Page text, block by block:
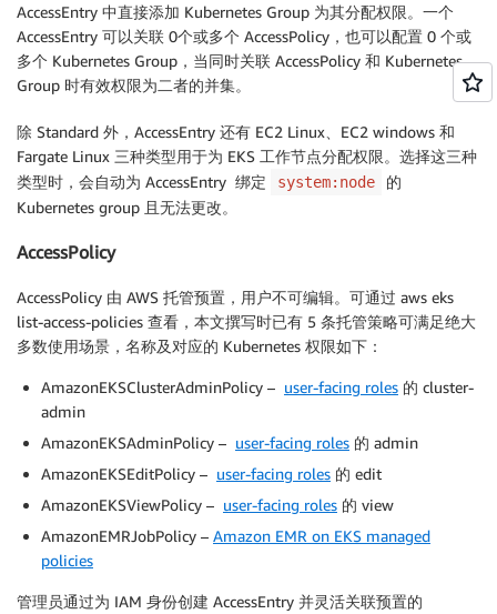
AccessEntry 中直接添加 Kubernetes Group 为其分配权限。一个
AccessEntry 可以关联 0个或多个 AccessPolicy，也可以配置 0 个或
多个 Kubernetes Group，当同时关联 AccessPolicy 和 Kubernetes
Group 时有效权限为二者的并集。
除 Standard 外，AccessEntry 还有 EC2 Linux、EC2 windows 和
Fargate Linux 三种类型用于为 EKS 工作节点分配权限。选择这三种
类型时，会自动为 AccessEntry 绑定
system:node
的
Kubernetes group 且无法更改。
AccessPolicy
AccessPolicy 由 AWS 托管预置，用户不可编辑。可通过 aws eks
list-access-policies 查看，本文撰写时已有 5 条托管策略可满足绝大
多数使用场景，名称及对应的 Kubernetes 权限如下：
AmazonEKSClusterAdminPolicy – user-facing roles 的 cluster-
admin
AmazonEKSAdminPolicy – user-facing roles 的 admin
AmazonEKSEditPolicy – user-facing roles 的 edit
AmazonEKSViewPolicy – user-facing roles 的 view
AmazonEMRJobPolicy – Amazon EMR on EKS managed
policies
管理员通过为 IAM 身份创建 AccessEntry 并灵活关联预置的